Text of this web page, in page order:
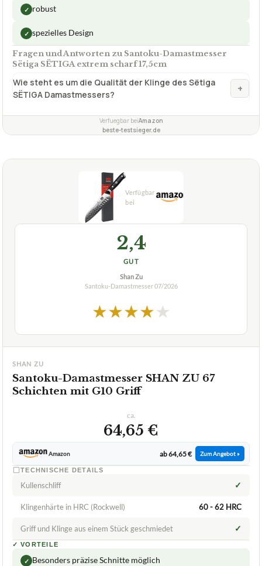
✓ robust
✓ spezielles Design
Fragen und Antworten zu Santoku-Damastmesser
Sëtiga SËTIGA extrem scharf 17,5cm
Wie steht es um die Qualität der Klinge des Sëtiga
SËTIGA Damastmessers?
+
Verfuegbar beiAmazon
beste-testsieger.de
2,4
GUT
Shan Zu
Santoku-Damastmesser07/2026
★★★★★
SHAN ZU
Santoku-Damastmesser SHAN ZU 67
Schichten mit G10 Griff
ca.
64,65 €
Amazon ab 64,65 € Zum Angebot »
TECHNISCHE DETAILS
Kullenschliff ✓
Klingenhärte in HRC (Rockwell) 60 - 62 HRC
Griff und Klinge aus einem Stück geschmiedet ✓
✓ VORTEILE
✓ Besonders präzise Schnitte möglich